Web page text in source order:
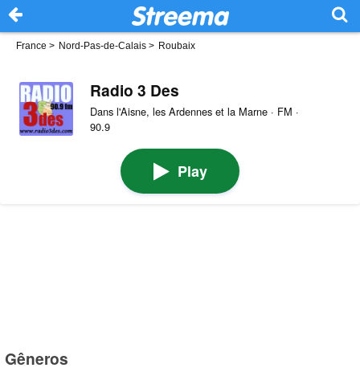
France > Nord-Pas-de-Calais > Roubaix
Radio 3 Des
Dans l'Aisne, les Ardennes et la Marne · FM ·
90.9
Play
Gêneros